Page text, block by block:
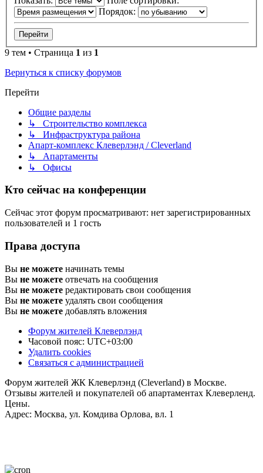
Порядок:
9 тем • Страница 1 из 1
Вернуться к списку форумов
Перейти
Общие разделы
↳ Строительство комплекса
↳ Инфраструктура района
Апарт-комплекс Клеверлэнд / Cleverland
↳ Апартаменты
↳ Офисы
Кто сейчас на конференции
Сейчас этот форум просматривают: нет зарегистрированных
пользователей и 1 гость
Права доступа
Вы не можете начинать темы
Вы не можете отвечать на сообщения
Вы не можете редактировать свои сообщения
Вы не можете удалять свои сообщения
Вы не можете добавлять вложения
Форум жителей Клеверлэнд
Часовой пояс: UTC+03:00
Удалить cookies
Связаться с администрацией
Форум жителей ЖК Клеверлэнд (Cleverland) в Москве.
Отзывы жителей и покупателей об апартаментах Клеверленд.
Цены.
Адрес: Москва, ул. Комдива Орлова, вл. 1